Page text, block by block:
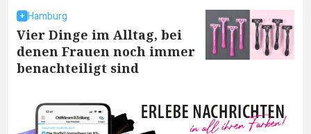
Hamburg
Vier Dinge im Alltag, bei
denen Frauen noch immer
benachteiligt sind